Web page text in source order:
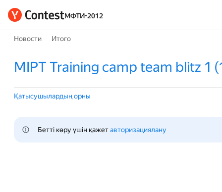
МФТИ-2012
Новости Итого
MIPT Training camp team blitz 1
Қатысушылардың орны
Бетті көру үшін қажет авторизациялану